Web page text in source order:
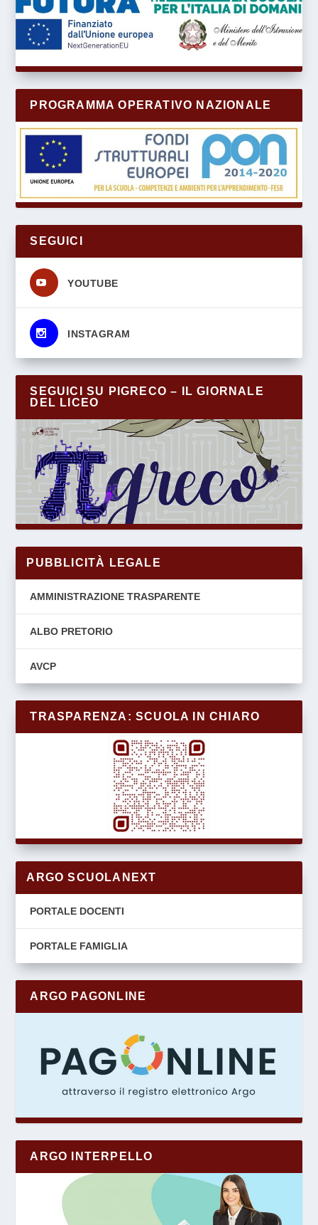
PROGRAMMA OPERATIVO NAZIONALE
SEGUICI
YOUTUBE
INSTAGRAM
SEGUICI SU PIGRECO – IL GIORNALE
DEL LICEO
PUBBLICITÀ LEGALE
AMMINISTRAZIONE TRASPARENTE
ALBO PRETORIO
AVCP
TRASPARENZA: SCUOLA IN CHIARO
ARGO SCUOLANEXT
PORTALE DOCENTI
PORTALE FAMIGLIA
ARGO PAGONLINE
ARGO INTERPELLO